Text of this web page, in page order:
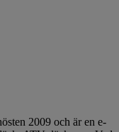
2009 och är en e-